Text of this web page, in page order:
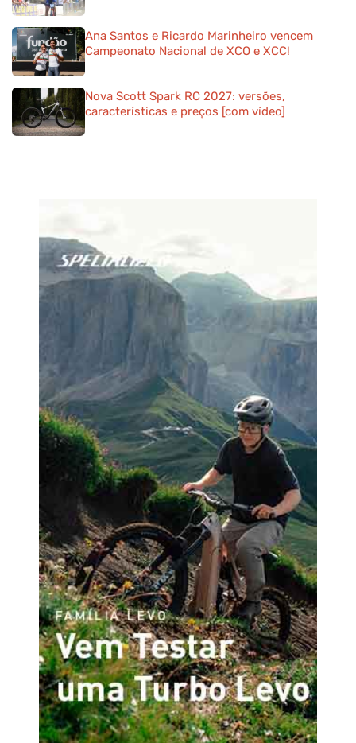
Ana Santos e Ricardo Marinheiro vencem
Campeonato Nacional de XCO e XCC!
Nova Scott Spark RC 2027: versões,
características e preços [com vídeo]